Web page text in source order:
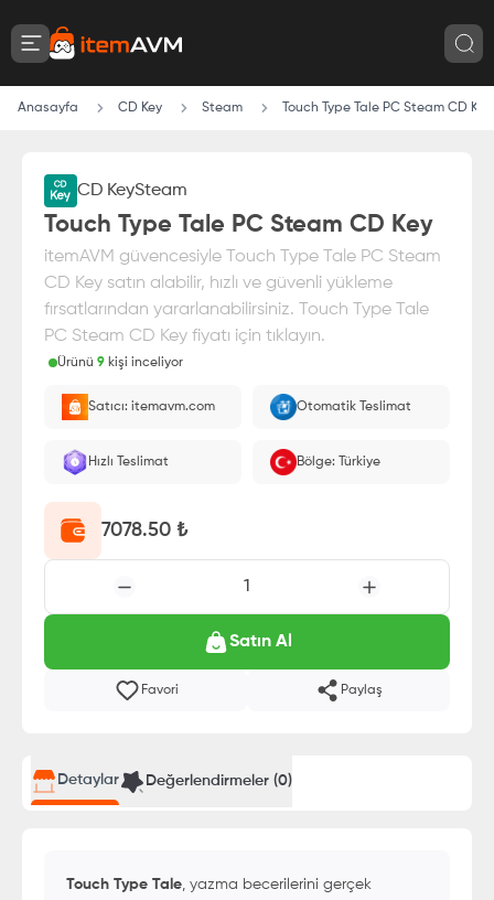
Anasayfa CD Key Steam Touch Type Tale PC Steam CD Key
CD KeySteam
Touch Type Tale PC Steam CD Key
itemAVM güvencesiyle Touch Type Tale PC Steam
CD Key satın alabilir, hızlı ve güvenli yükleme
fırsatlarından yararlanabilirsiniz. Touch Type Tale
PC Steam CD Key fiyatı için tıklayın.
Ürünü 9 kişi inceliyor
E-Pin olarak yüklenir.
Satıcı: itemavm.com Otomatik Teslimat
Hızlı Teslimat Bölge: Türkiye
7078.50 ₺
1
Satın Al
Favori Paylaş
Detaylar Değerlendirmeler (0)
Touch Type Tale, yazma becerilerini gerçek